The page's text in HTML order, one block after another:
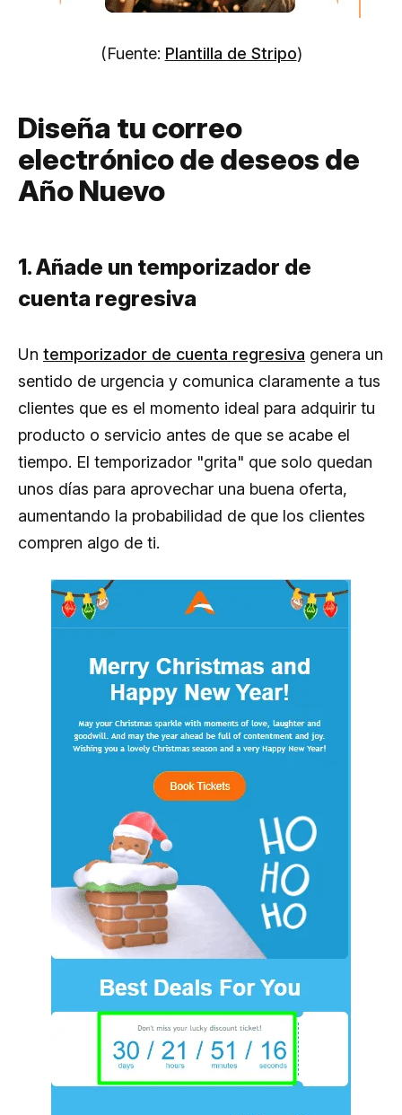
(Fuente: Plantilla de Stripo)
Diseña tu correo
electrónico de deseos de
Año Nuevo
1. Añade un temporizador de
cuenta regresiva
Un temporizador de cuenta regresiva genera un
sentido de urgencia y comunica claramente a tus
clientes que es el momento ideal para adquirir tu
producto o servicio antes de que se acabe el
tiempo. El temporizador "grita" que solo quedan
unos días para aprovechar una buena oferta,
aumentando la probabilidad de que los clientes
compren algo de ti.